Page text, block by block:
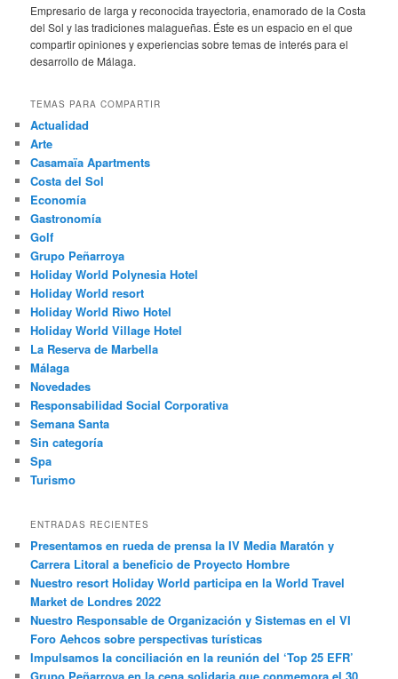
Empresario de larga y reconocida trayectoria, enamorado de la Costa
del Sol y las tradiciones malagueñas. Éste es un espacio en el que
compartir opiniones y experiencias sobre temas de interés para el
desarrollo de Málaga.
TEMAS PARA COMPARTIR
Actualidad
Arte
Casamaïa Apartments
Costa del Sol
Economía
Gastronomía
Golf
Grupo Peñarroya
Holiday World Polynesia Hotel
Holiday World resort
Holiday World Riwo Hotel
Holiday World Village Hotel
La Reserva de Marbella
Málaga
Novedades
Responsabilidad Social Corporativa
Semana Santa
Sin categoría
Spa
Turismo
ENTRADAS RECIENTES
Presentamos en rueda de prensa la IV Media Maratón y
Carrera Litoral a beneficio de Proyecto Hombre
Nuestro resort Holiday World participa en la World Travel
Market de Londres 2022
Nuestro Responsable de Organización y Sistemas en el VI
Foro Aehcos sobre perspectivas turísticas
Impulsamos la conciliación en la reunión del ‘Top 25 EFR’
Grupo Peñarroya en la cena solidaria que conmemora el 30